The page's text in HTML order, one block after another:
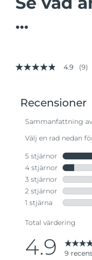
...
4.9
genomsnittligt
betyg.
Länk
samma
sida.
4.9 (9)